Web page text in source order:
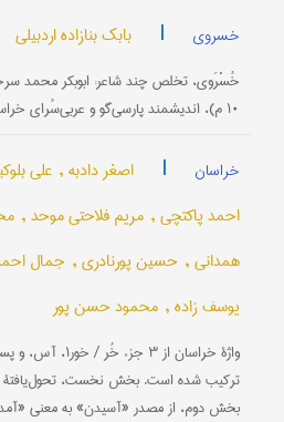
خسروی | بابک بنازاده اردبیلی
۱۰ م)، اندیشمند پارسی‌گو و عربی‌سُرای خراسانی. با‌خرزی
خراسان | اصغر دادبه , علی
احمد پاکتچی , مریم فلاحتی موحد ,
همدانی , حسین پورنادری , جمال
یوسف زاده , محمود حسن پور
واژۀ خراسان از ۳
بخش دوم، از مصدر «آسیدن» به معنی